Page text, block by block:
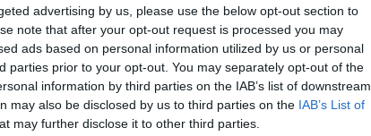
advertising by us, please use the below opt-out section to
note that after your opt-out request is processed you may
ads based on personal information utilized by us or personal
parties prior to your opt-out. You may separately opt-out of the
information by third parties on the IAB’s list of downstream
may also be disclosed by us to third parties on the IAB’s List of
may further disclose it to other third parties.